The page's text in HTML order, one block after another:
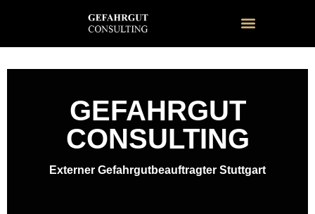
GEFAHRGUT
CONSULTING
Externer Gefahrgutbeauftragter Stuttgart